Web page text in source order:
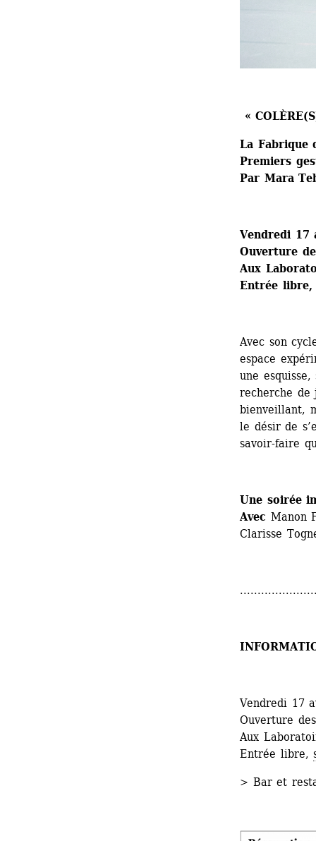
«
La Fabrique
Premiers
Par Mara
Vendredi 17
Ouverture
Aux
Entrée
Avec son
espace
une
recherche de
bienveillant,
le désir de
savoir-faire
Une soirée
Avec Manon
Clarisse
Vendredi 17
Ouverture
Aux
Entrée libre,
> Bar et